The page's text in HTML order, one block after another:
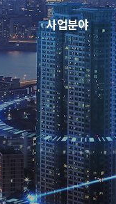
사업분야